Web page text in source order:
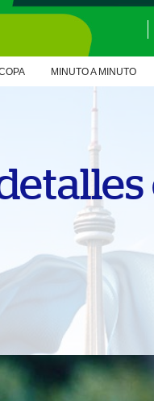
MINUTO A MINUTO